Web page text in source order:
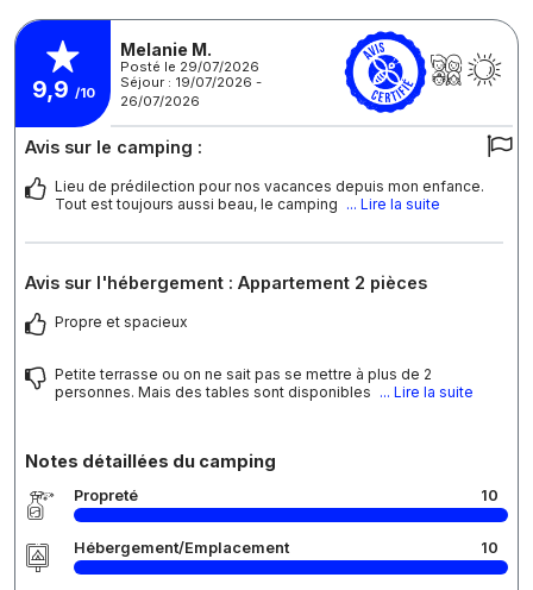
9,9 /10
Melanie M.
Posté le 29/07/2026
Séjour : 19/07/2026 -
26/07/2026
Avis sur le camping :
Lieu de prédilection pour nos vacances depuis mon enfance.
Tout est toujours aussi beau, le camping ... Lire la suite
Avis sur l'hébergement : Appartement 2 pièces
Propre et spacieux
Petite terrasse ou on ne sait pas se mettre à plus de 2
personnes. Mais des tables sont disponibles ... Lire la suite
Notes détaillées du camping
Propreté 10
Hébergement/Emplacement 10